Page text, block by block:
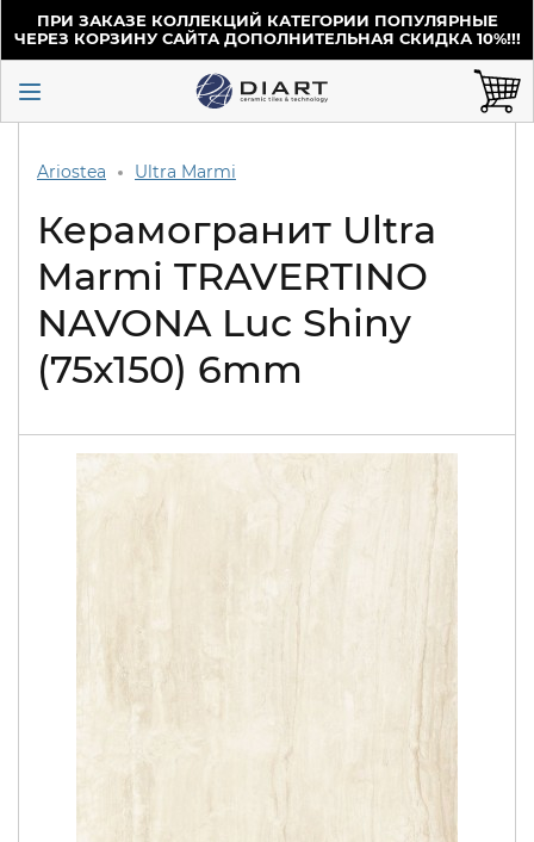
ПРИ ЗАКАЗЕ КОЛЛЕКЦИЙ КАТЕГОРИИ ПОПУЛЯРНЫЕ
ЧЕРЕЗ КОРЗИНУ САЙТА ДОПОЛНИТЕЛЬНАЯ СКИДКА 10%!!!
Ariostea Ultra Marmi
Керамогранит Ultra
Marmi TRAVERTINO
NAVONA Luc Shiny
(75х150) 6mm